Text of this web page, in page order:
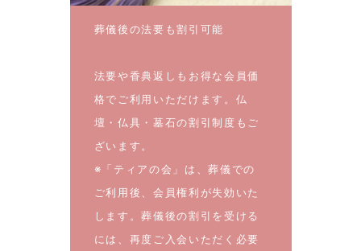
葬儀後の法要も割引可能
法要や香典返しもお得な会員価
格でご利用いただけます。仏
壇・仏具・墓石の割引制度もご
ざいます。
※「ティアの会」は、葬儀での
ご利用後、会員権利が失効いた
します。葬儀後の割引を受ける
には、再度ご入会いただく必要